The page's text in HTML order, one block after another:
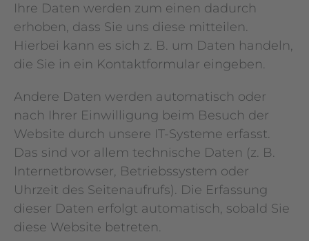
Ihre Daten werden zum einen dadurch
erhoben, dass Sie uns diese mitteilen.
Hierbei kann es sich z. B. um Daten handeln,
die Sie in ein Kontaktformular eingeben.
Andere Daten werden automatisch oder
nach Ihrer Einwilligung beim Besuch der
Website durch unsere IT-Systeme erfasst.
Das sind vor allem technische Daten (z. B.
Internetbrowser, Betriebssystem oder
Uhrzeit des Seitenaufrufs). Die Erfassung
dieser Daten erfolgt automatisch, sobald Sie
diese Website betreten.